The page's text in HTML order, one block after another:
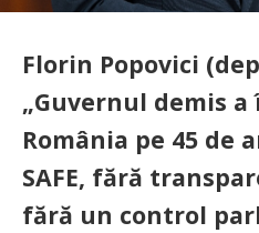
Florin Popovici
„Guvernul demis
România pe 45 de
SAFE, fără
fără un control